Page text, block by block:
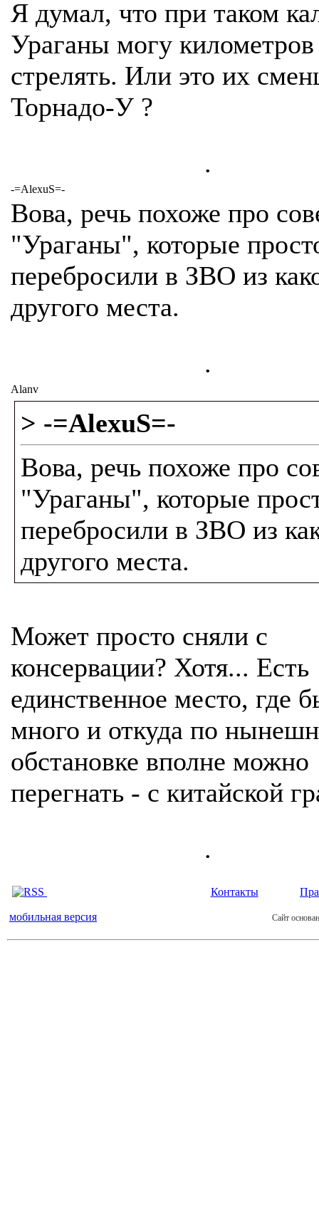
Я думал, что при таком
Ураганы могу
стрелять. Или это их
Торнадо-У ?
.
-=AlexuS=-
Вова, речь похоже про
"Ураганы", которые
перебросили в ЗВО из
другого места.
.
Alanv
> -=AlexuS=-
Вова, речь похоже про
"Ураганы", которые
перебросили в ЗВО из
другого места.
Может просто сняли с
консервации? Хотя... Есть
единственное место, где
много и откуда по
обстановке вполне можно
перегнать - с китайской
.
Контакты
мобильная версия Сайт